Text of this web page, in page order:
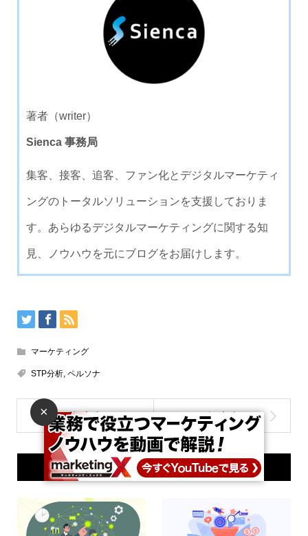
著者（writer）
Sienca 事務局
集客、接客、追客、ファン化とデジタルマーケティ
ングのトータルソリューションを支援しておりま
す。あらゆるデジタルマーケティングに関する知
見、ノウハウを元にブログをお届けします。
マーケティング
STP分析, ペルソナ
関連記事一覧
×